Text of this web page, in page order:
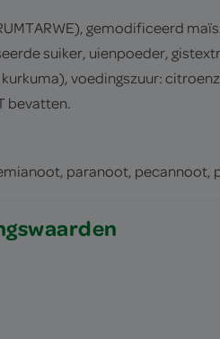
gemodificeerd
suiker, uienpoeder,
voedingszuur:
bevatten.
paranoot,